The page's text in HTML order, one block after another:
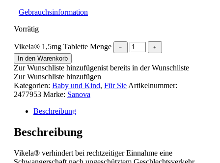
Gebrauchsinformation
Vorrätig
Vikela® 1,5mg Tablette Menge ﹣
﹢
In den Warenkorb
Zur Wunschliste hinzufügenist bereits in der Wunschliste
Zur Wunschliste hinzufügen
Kategorien: Baby und Kind, Für Sie Artikelnummer:
2477953 Marke: Sanova
Beschreibung
Beschreibung
Vikela® verhindert bei rechtzeitiger Einnahme eine